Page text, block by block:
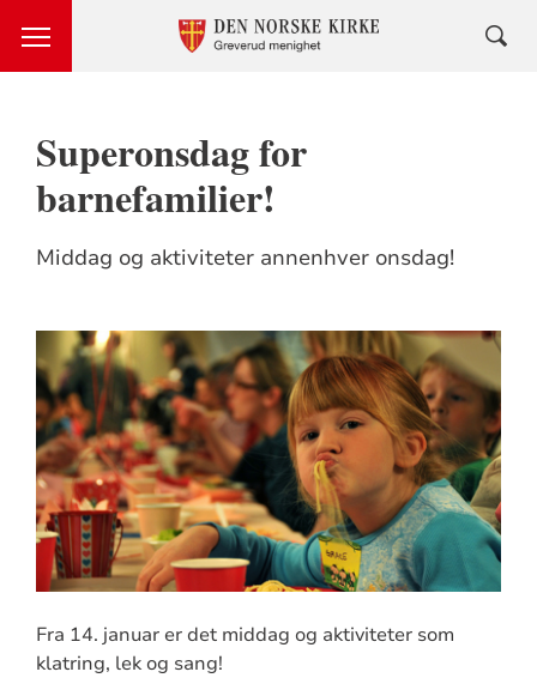
Superonsdag for
barnefamilier!
Middag og aktiviteter annenhver onsdag!
Fra 14. januar er det middag og aktiviteter som
klatring, lek og sang!